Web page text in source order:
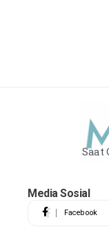
Saat
Media Sosial
Facebook